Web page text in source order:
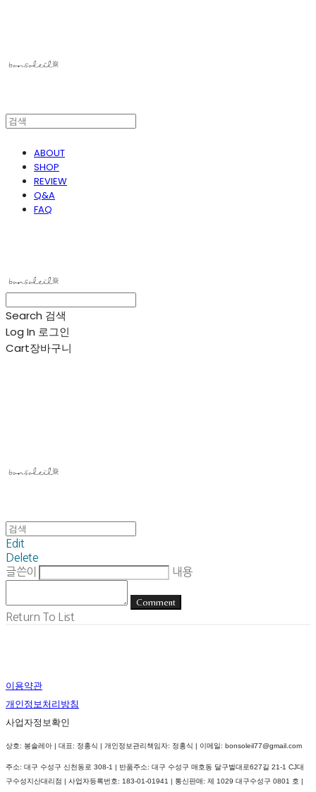
ABOUT
SHOP
REVIEW
Q&A
FAQ
Search 검색
Log In 로그인
Cart장바구니
Edit
Delete
글쓴이
내용
Comment
Return To List
이용약관
개인정보처리방침
사업자정보확인
상호: 봉솔레아 | 대표: 정홍식 | 개인정보관리책임자: 정홍식 | 이메일: bonsoleil77@gmail.com
주소: 대구 수성구 신천동로 308-1 | 반품주소: 대구 수성구 매호동 달구벌대로627길 21-1 CJ대
구수성지산대리점 | 사업자등록번호: 183-01-01941 | 통신판매: 제 1029 대구수성구 0801 호 |